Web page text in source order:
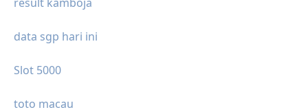
data sgp hari ini
Slot 5000
toto macau